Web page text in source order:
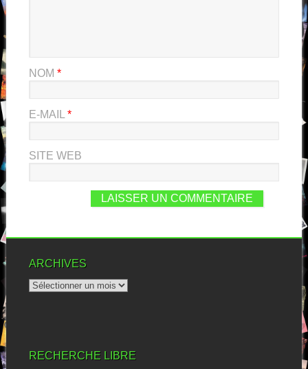
NOM *
E-MAIL *
SITE WEB
ARCHIVES
RECHERCHE LIBRE